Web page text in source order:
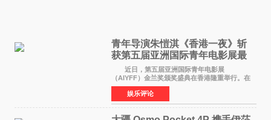
青年导演朱愷淇《香港一夜》斩
获第五届亚洲国际青年电影展最
佳剧本改编奖
近日，第五届亚洲国际青年电影展
（AIYFF）金兰奖颁奖盛典在香港隆重举行。在
这场汇聚数百位海内外电影人、文化界人士及媒
体代表的亚洲青年影视盛会上，香港本土电影
《香港一夜》（Dawn in Ho
娱乐评论